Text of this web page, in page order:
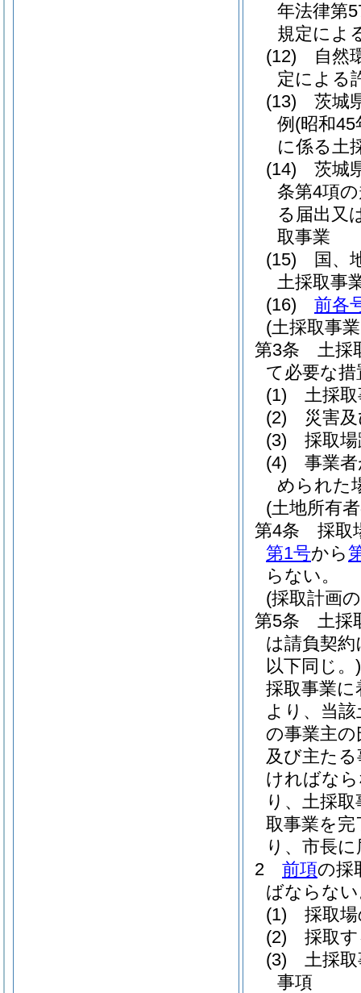
年法律第
規定によ
(12)
自然
定による
(13)
茨城
例 (昭和45
に係る土
(14)
茨城
条第4項
る届出又
取事業
(15)
国、
土採取事
(16)
前各
(土採取事
第3条
土採
て必要な
(1)
土採
(2)
災害
(3)
採取
(4)
事業
められた
(土地所有
第4条
採取
第1号から
らない。
(採取計画
第5条
土採
は請負契
以下同じ。)
採取事業
より、当
の事業主
及び主た
ければな
り、土採
取事業を
り、市長
2
前項の採
ばならな
(1)
採取
(2)
採取
(3)
土採
事項